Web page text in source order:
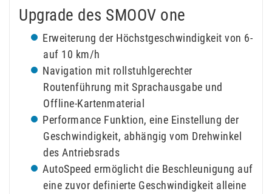
Upgrade des SMOOV one
Erweiterung der Höchstgeschwindigkeit von 6-
auf 10 km/h
Navigation mit rollstuhlgerechter
Routenführung mit Sprachausgabe und
Offline-Kartenmaterial
Performance Funktion, eine Einstellung der
Geschwindigkeit, abhängig vom Drehwinkel
des Antriebsrads
AutoSpeed ermöglicht die Beschleunigung auf
eine zuvor definierte Geschwindigkeit alleine